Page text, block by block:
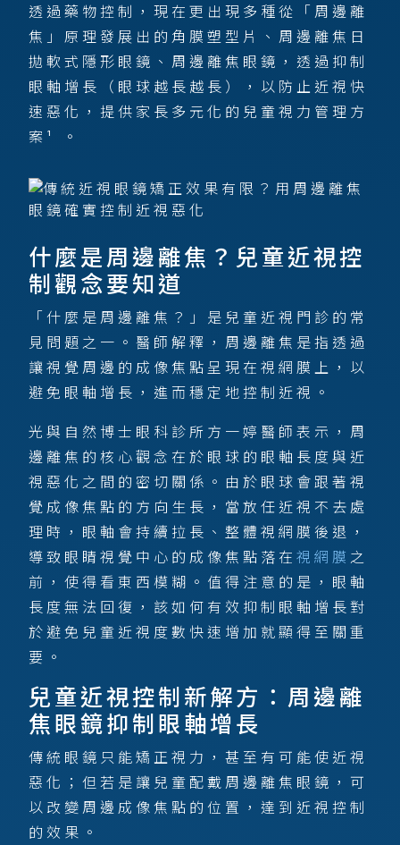
透過藥物控制，現在更出現多種從「周邊離
焦」原理發展出的角膜塑型片、周邊離焦日
拋軟式隱形眼鏡、周邊離焦眼鏡，透過抑制
眼軸增長（眼球越長越長），以防止近視快
速惡化，提供家長多元化的兒童視力管理方
案¹ 。
什麼是周邊離焦？兒童近視控
制觀念要知道
「什麼是周邊離焦？」是兒童近視門診的常
見問題之一。醫師解釋，周邊離焦是指透過
讓視覺周邊的成像焦點呈現在視網膜上，以
避免眼軸增長，進而穩定地控制近視。
光與自然博士眼科診所方一婷醫師表示，周
邊離焦的核心觀念在於眼球的眼軸長度與近
視惡化之間的密切關係。由於眼球會跟著視
覺成像焦點的方向生長，當放任近視不去處
理時，眼軸會持續拉長、整體視網膜後退，
導致眼睛視覺中心的成像焦點落在 視網膜 之
前，使得看東西模糊。值得注意的是，眼軸
長度無法回復，該如何有效抑制眼軸增長對
於避免兒童近視度數快速增加就顯得至關重
要。
兒童近視控制新解方：周邊離
焦眼鏡抑制眼軸增長
傳統眼鏡只能矯正視力，甚至有可能使近視
惡化；但若是讓兒童配戴周邊離焦眼鏡，可
以改變周邊成像焦點的位置，達到近視控制
的效果。